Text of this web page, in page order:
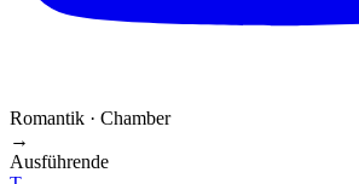
Romantik · Chamber
→
Ausführende